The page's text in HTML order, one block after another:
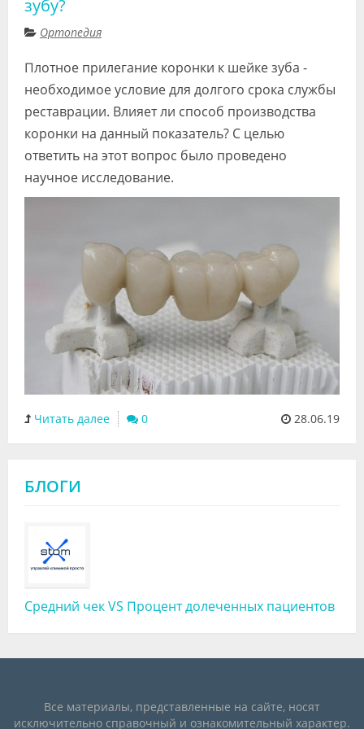
Видео
Клиники
Специалисты
Галерея
Блоги
зубу?
Ортопедия
Плотное прилегание коронки к шейке зуба -
необходимое условие для долгого срока службы
реставрации. Влияет ли способ производства
коронки на данный показатель? С целью
ответить на этот вопрос было проведено
научное исследование.
Читать далее 0 28.06.19
БЛОГИ
Средний чек VS Процент долеченных пациентов
Все материалы, представленные на сайте, носят
исключительно справочный и ознакомительный характер.